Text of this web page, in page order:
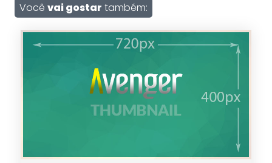
Você vai gostar também: